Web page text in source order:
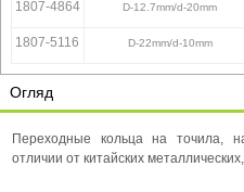
1807-4864 D-12.7mm/d-20mm
1807-5116 D-22mm/d-10mm
Огляд
Переходные кольца на точила,
отличии от китайских